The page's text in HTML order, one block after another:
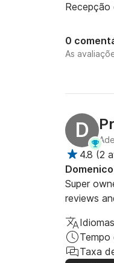
Recepção
0
As
D
4.8 (2
Super
reviews
Tempo
Taxa